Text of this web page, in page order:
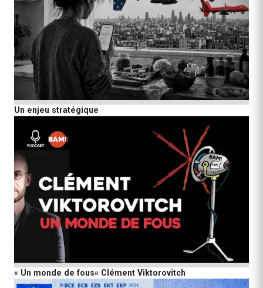
Un enjeu stratégique
« Un monde de fous« Clément Viktorovitch